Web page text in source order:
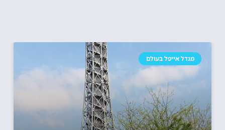
מגדל אייפל בעולם